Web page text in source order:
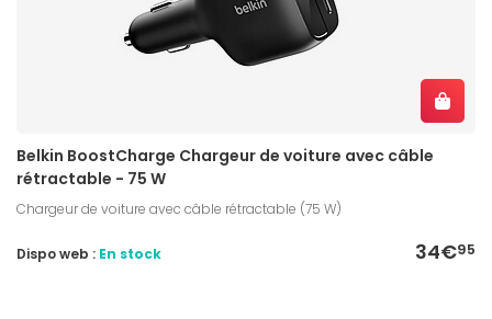
Belkin BoostCharge Chargeur de voiture avec câble
rétractable - 75 W
Chargeur de voiture avec câble rétractable (75 W)
34€95
Dispo web : En stock